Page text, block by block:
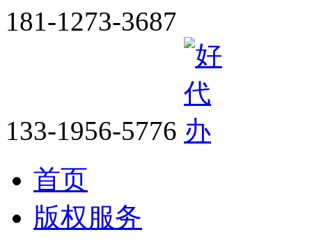
181-1273-3687
133-1956-5776
首页
版权服务